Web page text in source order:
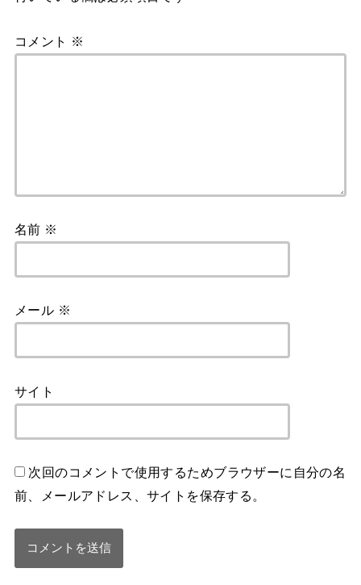
コメント ※
名前 ※
メール ※
サイト
次回のコメントで使用するためブラウザーに自分の名
前、メールアドレス、サイトを保存する。